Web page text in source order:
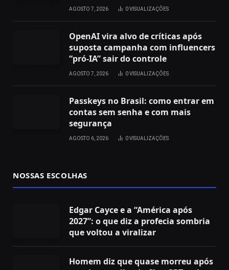
AGOSTO 7, 2026 0VISUALIZAÇÕES
OpenAI vira alvo de críticas após
suposta campanha com influencers
“pró-IA” sair do controle
AGOSTO 7, 2026 0VISUALIZAÇÕES
Passkeys no Brasil: como entrar em
contas sem senha e com mais
segurança
AGOSTO 6, 2026 0VISUALIZAÇÕES
NOSSAS ESCOLHAS
Edgar Cayce e a “América após
2027”: o que diz a profecia sombria
que voltou a viralizar
Homem diz que quase morreu após